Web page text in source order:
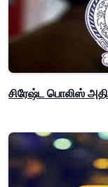
சிரேஷ்ட பொலிஸ்